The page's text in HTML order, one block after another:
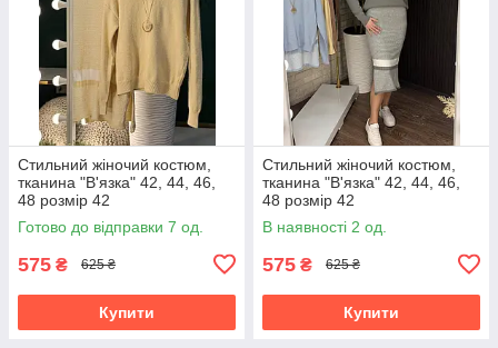
Стильний жіночий костюм,
тканина "В'язка" 42, 44, 46,
48 розмір 42
Готово до відправки 7 од.
575 ₴ 625 ₴
Купити
Стильний жіночий костюм,
тканина "В'язка" 42, 44, 46,
48 розмір 42
В наявності 2 од.
575 ₴ 625 ₴
Купити